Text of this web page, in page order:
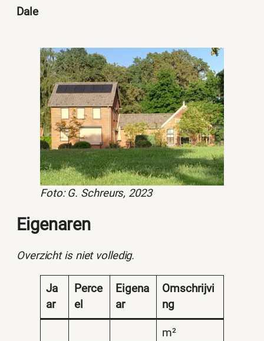
Dale
Foto: G. Schreurs, 2023
Eigenaren
Overzicht is niet volledig.
Ja
ar
Perce
el
Eigena
ar
Omschrijvi
ng
m²